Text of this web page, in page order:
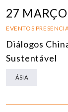
27
EVENTOS
Diálogos
Sustentável
ÁSIA